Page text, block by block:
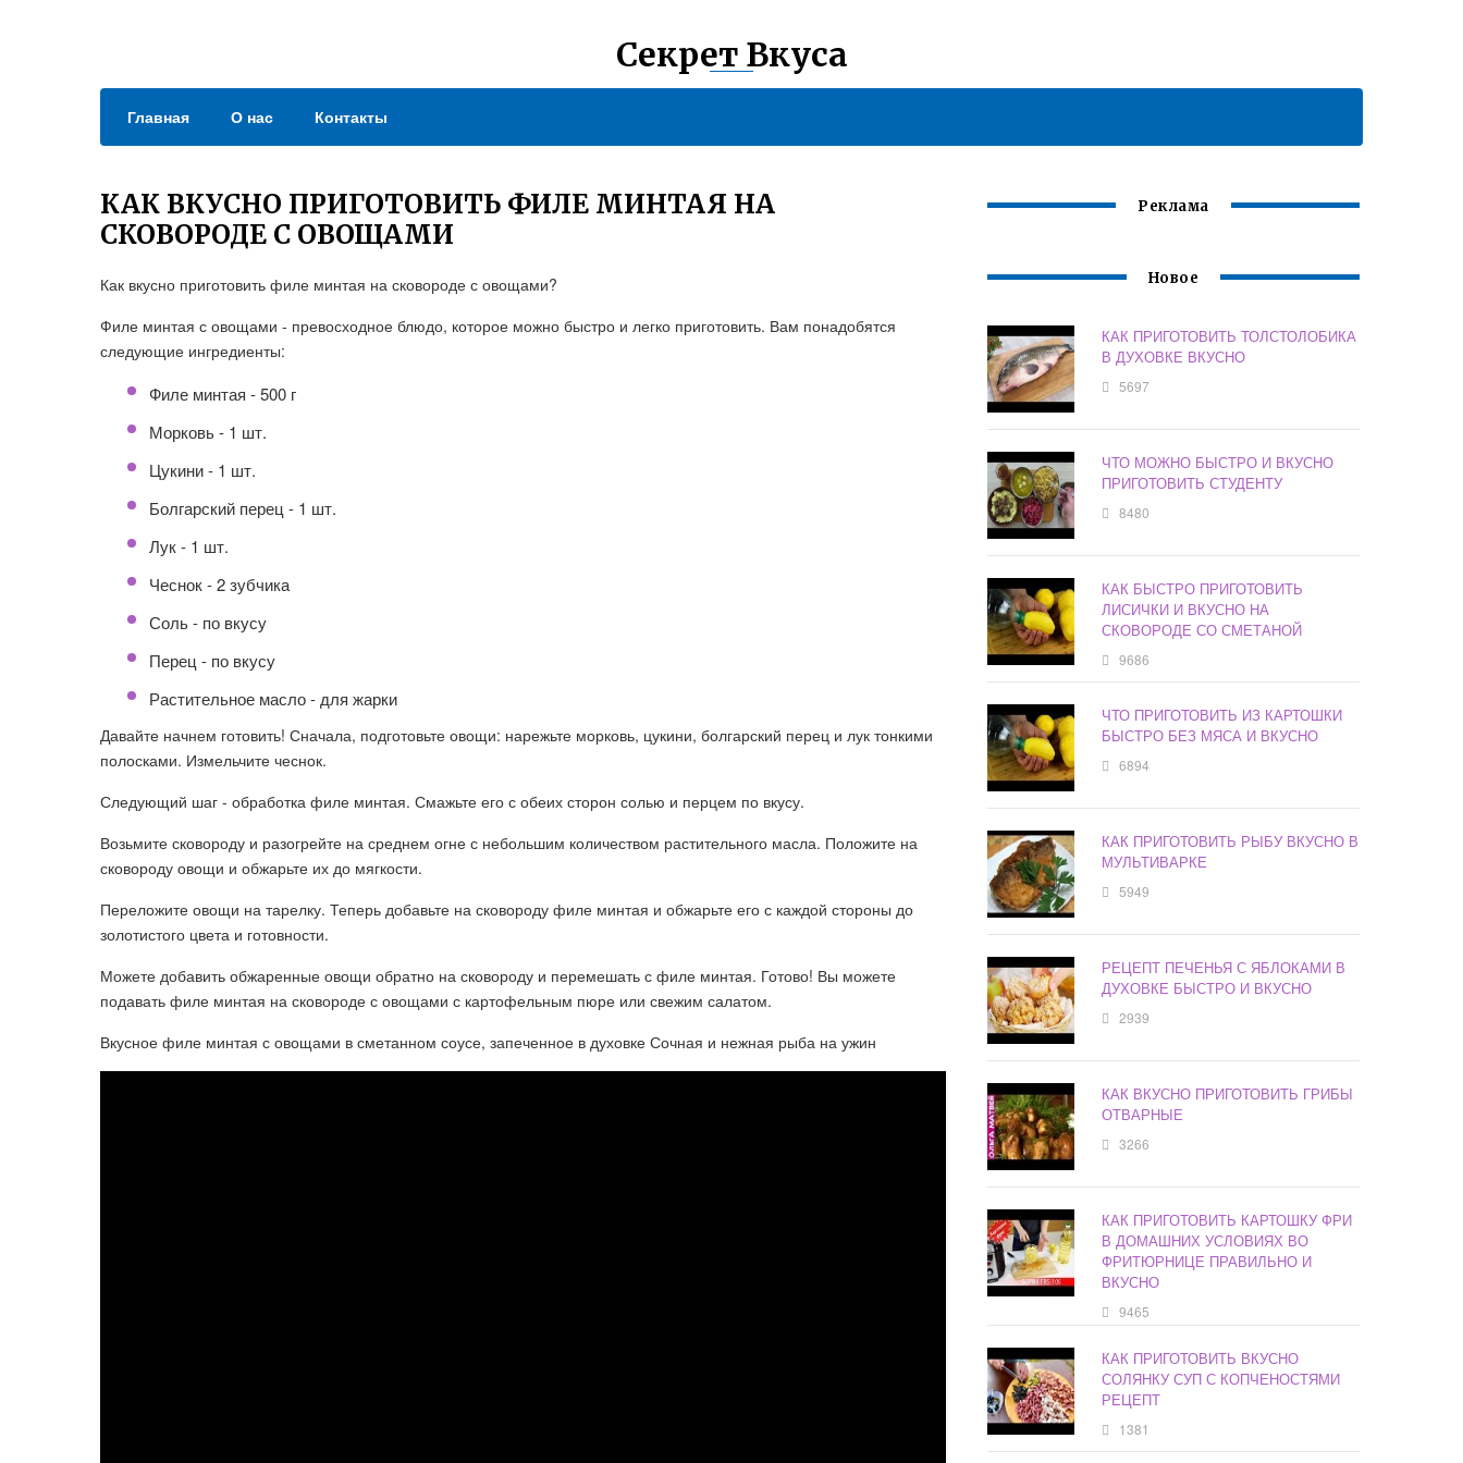
Секрет Вкуса
Главная О нас Контакты
КАК ВКУСНО ПРИГОТОВИТЬ ФИЛЕ МИНТАЯ НА
СКОВОРОДЕ С ОВОЩАМИ
Как вкусно приготовить филе минтая на сковороде с овощами?
Филе минтая с овощами - превосходное блюдо, которое можно быстро и легко приготовить. Вам понадобятся
следующие ингредиенты:
Филе минтая - 500 г
Морковь - 1 шт.
Цукини - 1 шт.
Болгарский перец - 1 шт.
Лук - 1 шт.
Чеснок - 2 зубчика
Соль - по вкусу
Перец - по вкусу
Растительное масло - для жарки
Давайте начнем готовить! Сначала, подготовьте овощи: нарежьте морковь, цукини, болгарский перец и лук тонкими
полосками. Измельчите чеснок.
Следующий шаг - обработка филе минтая. Смажьте его с обеих сторон солью и перцем по вкусу.
Возьмите сковороду и разогрейте на среднем огне с небольшим количеством растительного масла. Положите на
сковороду овощи и обжарьте их до мягкости.
Переложите овощи на тарелку. Теперь добавьте на сковороду филе минтая и обжарьте его с каждой стороны до
золотистого цвета и готовности.
Можете добавить обжаренные овощи обратно на сковороду и перемешать с филе минтая. Готово! Вы можете
подавать филе минтая на сковороде с овощами с картофельным пюре или свежим салатом.
Вкусное филе минтая с овощами в сметанном соусе, запеченное в духовке Сочная и нежная рыба на ужин
Реклама
Новое
КАК ПРИГОТОВИТЬ ТОЛСТОЛОБИКА
В ДУХОВКЕ ВКУСНО
5697
ЧТО МОЖНО БЫСТРО И ВКУСНО
ПРИГОТОВИТЬ СТУДЕНТУ
8480
КАК БЫСТРО ПРИГОТОВИТЬ
ЛИСИЧКИ И ВКУСНО НА
СКОВОРОДЕ СО СМЕТАНОЙ
9686
ЧТО ПРИГОТОВИТЬ ИЗ КАРТОШКИ
БЫСТРО БЕЗ МЯСА И ВКУСНО
6894
КАК ПРИГОТОВИТЬ РЫБУ ВКУСНО В
МУЛЬТИВАРКЕ
5949
РЕЦЕПТ ПЕЧЕНЬЯ С ЯБЛОКАМИ В
ДУХОВКЕ БЫСТРО И ВКУСНО
2939
КАК ВКУСНО ПРИГОТОВИТЬ ГРИБЫ
ОТВАРНЫЕ
3266
КАК ПРИГОТОВИТЬ КАРТОШКУ ФРИ
В ДОМАШНИХ УСЛОВИЯХ ВО
ФРИТЮРНИЦЕ ПРАВИЛЬНО И
ВКУСНО
9465
КАК ПРИГОТОВИТЬ ВКУСНО
СОЛЯНКУ СУП С КОПЧЕНОСТЯМИ
РЕЦЕПТ
1381